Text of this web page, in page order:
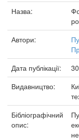
Назва:
Автори:
Дата публікації:
Видавництво:
Бібліографічний
опис: